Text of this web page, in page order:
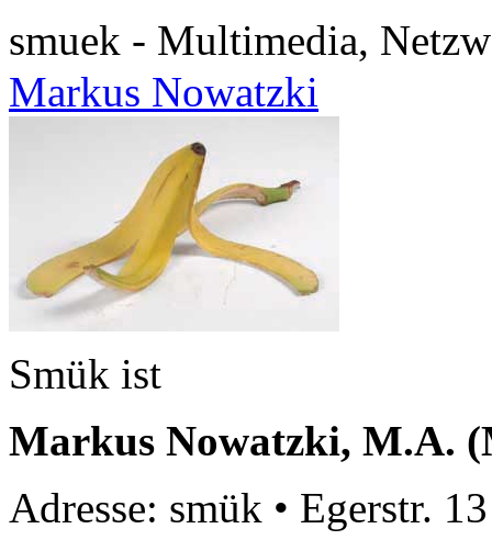
smuek - Multimedia,
Markus Nowatzki
Smük ist
Markus Nowatzki, M.A.
Adresse: smük • Egerstr.